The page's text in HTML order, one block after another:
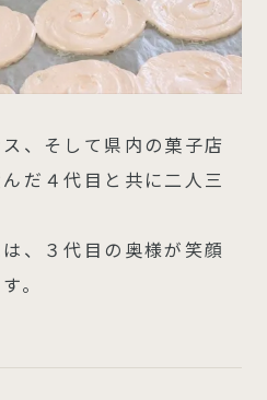
、そして県内の菓子店
だ４代目と共に二人三
、３代目の奥様が笑顔
。